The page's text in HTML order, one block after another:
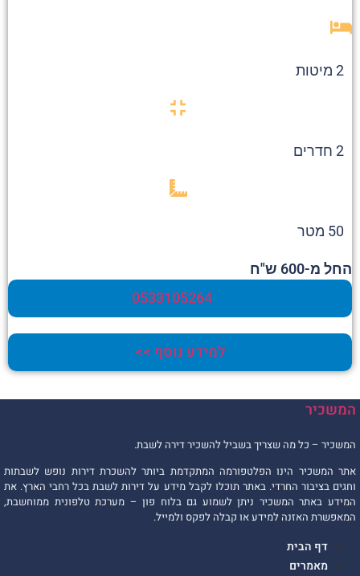
2 מיטות
2 חדרים
50 מטר
החל מ-600 ש"ח
0533105264
למידע נוסף >>
המשכיר
המשכיר – כל מה שצריך בשביל להשכיר דירה לשבת.
אתר המשכיר הינו הפלטפורמה המתקדמת ביותר להשכרת דירות נופש לשבתות
וחגים בציבור החרדי. באתר תוכלו לקבל מידע על דירות לשבת בכל רחבי הארץ. את
המידע באתר המשכיר ניתן לשמוע גם בלוח פון – מערכת טלפונית ממוחשבת,
המאפשרת האזנה למידע או קבלה לפקס ולמייל.
דף הבית
מאמרים